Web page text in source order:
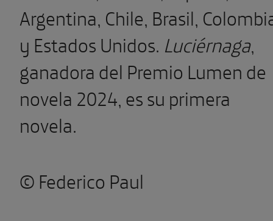
Argentina, Chile, Brasil,
y Estados Unidos. Luciérnaga,
ganadora del Premio Lumen de
novela 2024, es su primera
novela.
© Federico Paul